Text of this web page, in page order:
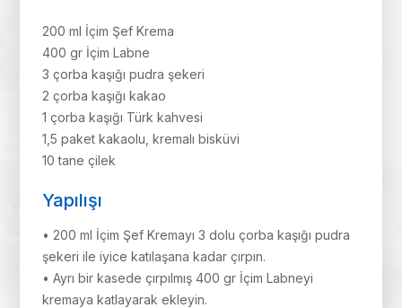
200 ml İçim Şef Krema
400 gr İçim Labne
3 çorba kaşığı pudra şekeri
2 çorba kaşığı kakao
1 çorba kaşığı Türk kahvesi
1,5 paket kakaolu, kremalı bisküvi
10 tane çilek
Yapılışı
• 200 ml İçim Şef Kremayı 3 dolu çorba kaşığı pudra
şekeri ile iyice katılaşana kadar çırpın.
• Ayrı bir kasede çırpılmış 400 gr İçim Labneyi
kremaya katlayarak ekleyin.